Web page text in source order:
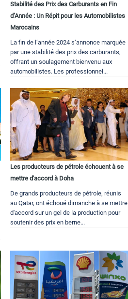
Stabilité des Prix des Carburants en Fin
d’Année : Un Répit pour les Automobilistes
Marocains
La fin de l’année 2024 s’annonce marquée
par une stabilité des prix des carburants,
offrant un soulagement bienvenu aux
automobilistes. Les professionnel...
Les producteurs de pétrole échouent à se
mettre d'accord à Doha
De grands producteurs de pétrole, réunis
au Qatar, ont échoué dimanche à se mettre
d'accord sur un gel de la production pour
soutenir des prix en berne...